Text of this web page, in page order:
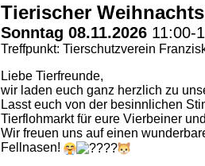
Tierischer
Sonntag 08.11.2026 11:00-
Treffpunkt: Tierschutzverein
Liebe Tierfreunde,
wir laden euch ganz herzlich zu
Lasst euch von der besinnlichen
Tierflohmarkt für eure Vierbeiner
Wir freuen uns auf einen
Fellnasen!